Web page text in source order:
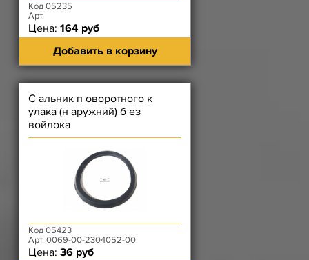
Код 05235
Арт.
Цена: 164 руб
Добавить в корзину
С альник п оворотного к
улака (н аружний) б ез
войлока
Код 05423
Арт. 0069-00-2304052-00
Цена: 36 руб